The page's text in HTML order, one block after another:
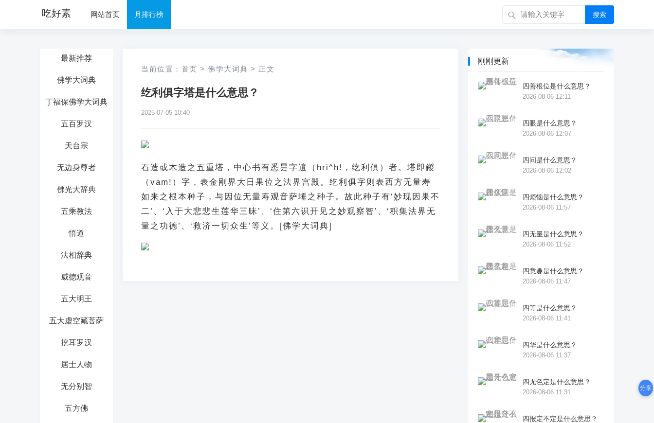
吃好素 网站首页 月排行榜 搜索
最新推荐
佛学大词典
丁福保佛学大词典
五百罗汉
天台宗
无边身尊者
佛光大辞典
五乘教法
悟道
法相辞典
威德观音
五大明王
五大虚空藏菩萨
挖耳罗汉
居士人物
无分别智
五方佛
当前位置： 首页 > 佛学大词典 > 正文
纥利俱字塔是什么意思？
2025-07-05 10:40
石造或木造之五重塔，中心书有悉昙字逳（hri^h!，纥利俱）者。塔即鍐
（vam!）字，表金刚界大日果位之法界宫殿。纥利俱字则表西方无量寿
如来之根本种子，与因位无量寿观音萨埵之种子。故此种子有‘妙现因果不
二’、‘入于大悲悲生莲华三昧’、‘住第六识开见之妙观察智’、‘积集法界无
量之功德’、‘救济一切众生’等义。[佛学大词典]
刚刚更新
四善根位是什么意思？
2026-08-06 12:11
四眼是什么意思？
2026-08-06 12:07
四问是什么意思？
2026-08-06 12:02
四烦恼是什么意思？
2026-08-06 11:57
四无量是什么意思？
2026-08-06 11:52
四意趣是什么意思？
2026-08-06 11:47
四等是什么意思？
2026-08-06 11:41
四华是什么意思？
2026-08-06 11:37
四无色定是什么意思？
2026-08-06 11:31
四报定不定是什么意思？
分享